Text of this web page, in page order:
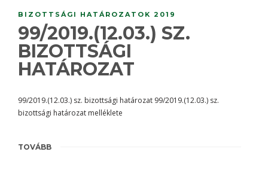
BIZOTTSÁGI HATÁROZATOK 2019
99/2019.(12.03.) SZ.
BIZOTTSÁGI
HATÁROZAT
99/2019.(12.03.) sz. bizottsági határozat 99/2019.(12.03.) sz.
bizottsági határozat melléklete
TOVÁBB